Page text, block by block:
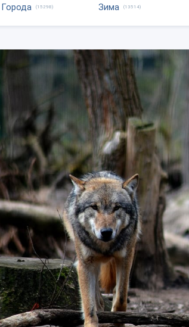
Города (15298) Зима (13514)